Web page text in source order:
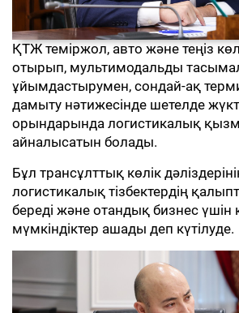
ҚТЖ теміржол, авто және теңіз
отырып, мультимодальды
ұйымдастырумен, сондай-ақ
дамыту нәтижесінде шетелде
орындарында логистикалық
айналысатын болады.
Бұл трансұлттық көлік
логистикалық тізбектердің
береді және отандық бизнес
мүмкіндіктер ашады деп күтілуде.